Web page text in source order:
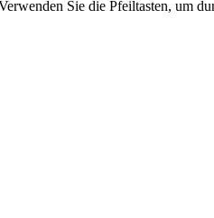
Sie die Pfeiltasten, um